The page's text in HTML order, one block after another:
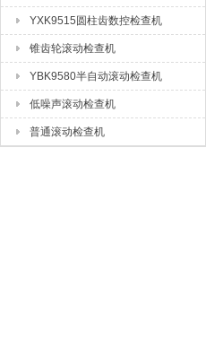
YXK9515圆柱齿数控检查机
锥齿轮滚动检查机
YBK9580半自动滚动检查机
低噪声滚动检查机
普通滚动检查机